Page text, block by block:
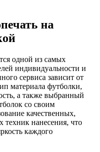
на
одной из самых
индивидуальности и
сервиса зависит от
материала футболки,
а также выбранный
со своим
качественных,
техник нанесения, что
каждого